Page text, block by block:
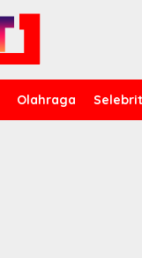
Olahraga